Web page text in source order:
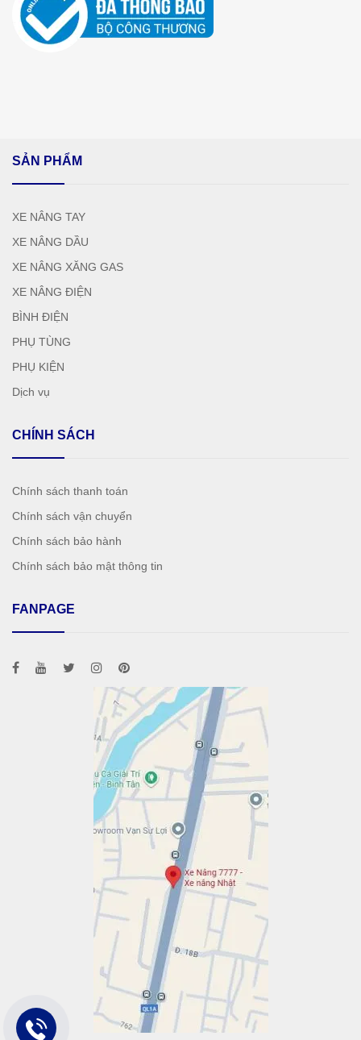
SẢN PHẨM
XE NÂNG TAY
XE NÂNG DẦU
XE NÂNG XĂNG GAS
XE NÂNG ĐIỆN
BÌNH ĐIỆN
PHỤ TÙNG
PHỤ KIỆN
Dịch vụ
CHÍNH SÁCH
Chính sách thanh toán
Chính sách vận chuyển
Chính sách bảo hành
Chính sách bảo mật thông tin
FANPAGE